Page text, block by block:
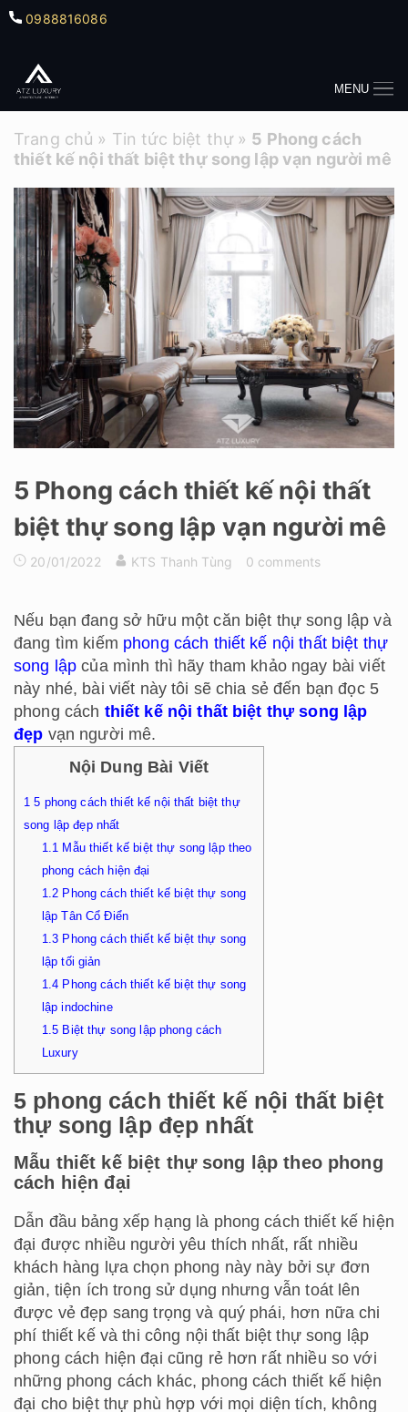
0988816086
MENU
Trang chủ » Tin tức biệt thự» 5 Phong cách
thiết kế nội thất biệt thự song lập vạn người mê
5 Phong cách thiết kế nội thất
biệt thự song lập vạn người mê
20/01/2022 KTS Thanh Tùng 0 comments
Nếu bạn đang sở hữu một căn biệt thự song lập và
đang tìm kiếm phong cách thiết kế nội thất biệt thự
song lập của mình thì hãy tham khảo ngay bài viết
này nhé, bài viết này tôi sẽ chia sẻ đến bạn đọc 5
phong cách thiết kế nội thất biệt thự song lập
đẹp vạn người mê.
Nội Dung Bài Viết
1 5 phong cách thiết kế nội thất biệt thự
song lập đẹp nhất
1.1 Mẫu thiết kế biệt thự song lập theo
phong cách hiện đại
1.2 Phong cách thiết kế biệt thự song
lập Tân Cổ Điển
1.3 Phong cách thiết kế biệt thự song
lập tối giản
1.4 Phong cách thiết kế biệt thự song
lập indochine
1.5 Biệt thự song lập phong cách
Luxury
5 phong cách thiết kế nội thất biệt
thự song lập đẹp nhất
Mẫu thiết kế biệt thự song lập theo phong
cách hiện đại
Dẫn đầu bảng xếp hạng là phong cách thiết kế hiện
đại được nhiều người yêu thích nhất, rất nhiều
khách hàng lựa chọn phong này này bởi sự đơn
giản, tiện ích trong sử dụng nhưng vẫn toát lên
được vẻ đẹp sang trọng và quý phái, hơn nữa chi
phí thiết kế và thi công nội thất biệt thự song lập
phong cách hiện đại cũng rẻ hơn rất nhiều so với
những phong cách khác, phong cách thiết kế hiện
đại cho biệt thự phù hợp với mọi diện tích, không